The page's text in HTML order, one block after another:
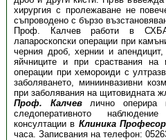
хирургия с пролежаване не
съпроводено с бързо
Проф. Калчев работи в
лапароскопски операции при
черния дроб, хернии и
яйчниците и при сраствания на
операции при хемороиди с
заболяването, миниинвазивни
при заболявания на щитовидната
Проф. Калчевлично оперира
следоперативното
консултации в Клиника
часа. Записвания на телефон: